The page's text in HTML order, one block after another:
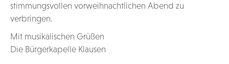
stimmungsvollen vorweihnachtlichen Abend zu
verbringen.
Mit musikalischen Grüßen
Die Bürgerkapelle Klausen